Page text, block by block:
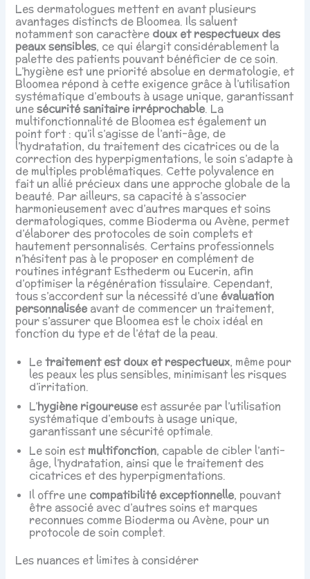
Les dermatologues mettent en avant plusieurs
avantages distincts de Bloomea. Ils saluent
notamment son caractère doux et respectueux des
peaux sensibles, ce qui élargit considérablement la
palette des patients pouvant bénéficier de ce soin.
L’hygiène est une priorité absolue en dermatologie, et
Bloomea répond à cette exigence grâce à l’utilisation
systématique d’embouts à usage unique, garantissant
unesécurité sanitaire irréprochable. La
multifonctionnalité de Bloomea est également un
point fort : qu’il s’agisse de l’anti-âge, de
l’hydratation, du traitement des cicatrices ou de la
correction des hyperpigmentations, le soin s’adapte à
de multiples problématiques. Cette polyvalence en
fait un allié précieux dans une approche globale de la
beauté. Par ailleurs, sa capacité à s’associer
harmonieusement avec d’autres marques et soins
dermatologiques, comme Bioderma ou Avène, permet
d’élaborer des protocoles de soin complets et
hautement personnalisés. Certains professionnels
n’hésitent pas à le proposer en complément de
routines intégrant Esthederm ou Eucerin, afin
d’optimiser la régénération tissulaire. Cependant,
tous s’accordent sur la nécessité d’une évaluation
personnaliséeavant de commencer un traitement,
pour s’assurer que Bloomea est le choix idéal en
fonction du type et de l’état de la peau.
Letraitement est doux et respectueux, même pour
les peaux les plus sensibles, minimisant les risques
d’irritation.
L’hygiène rigoureuseest assurée par l’utilisation
systématique d’embouts à usage unique,
garantissant une sécurité optimale.
Le soin estmultifonction, capable de cibler l’anti-
âge, l’hydratation, ainsi que le traitement des
cicatrices et des hyperpigmentations.
Il offre une compatibilité exceptionnelle, pouvant
être associé avec d’autres soins et marques
reconnues comme Bioderma ou Avène, pour un
protocole de soin complet.
Les nuances et limites à considérer